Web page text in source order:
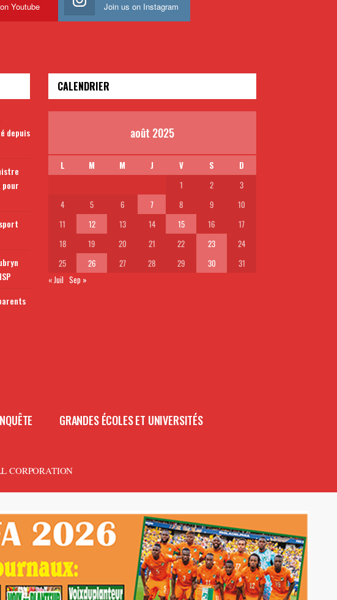
Youtube Join us on Instagram
depuis
pour
CALENDRIER
août 2025
L M M J V S
D
1
2
3
4
5 6 7 8 9
10
11
12 13 14 15 16
17
18
19 20 21 22 23
24
25
26 27 28 29 30
31
« Juil Sep »
GRANDES ÉCOLES ET UNIVERSITÉS
CORPORATION